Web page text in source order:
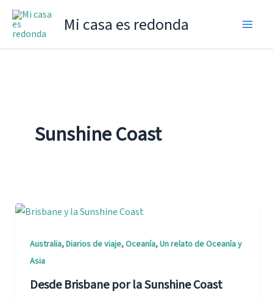
Mi casa es redonda
Sunshine Coast
Australia,Diarios de viaje,Oceanía,Un relato de Oceanía y
Asia
Desde Brisbane por la Sunshine Coast